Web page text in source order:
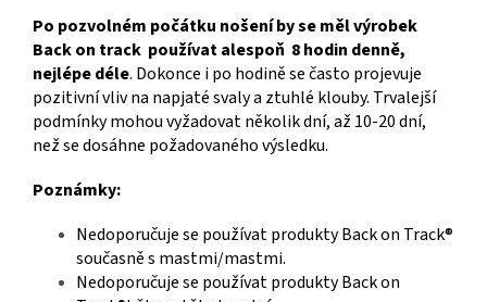
Po pozvolném počátku nošení by se měl výrobek
Back on track používat alespoň 8 hodin denně,
nejlépe déle. Dokonce i po hodině se často projevuje
pozitivní vliv na napjaté svaly a ztuhlé klouby. Trvalejší
podmínky mohou vyžadovat několik dní, až 10-20 dní,
než se dosáhne požadovaného výsledku.
Poznámky:
Nedoporučuje se používat produkty Back on Track®
současně s mastmi/mastmi.
Nedoporučuje se používat produkty Back on